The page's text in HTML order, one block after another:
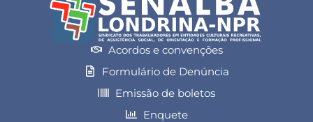
Acordos e convenções
Formulário de Denúncia
Emissão de boletos
Enquete